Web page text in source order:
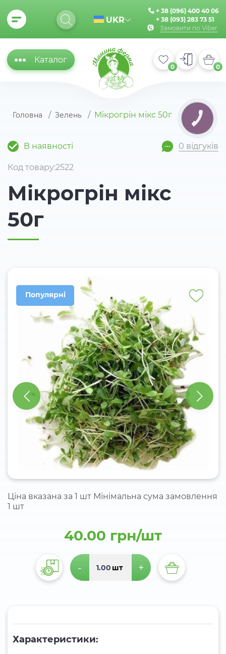
UKR
+ 38 (096) 400 40 06
+ 38 (093) 283 73 51
Замовити по Viber
Каталог
0 0
Головна Зелень Мікрогрін мікс 50г
Код товару:2522
Мікрогрін мікс
50г
В наявності 0 відгуків
Популярні
Ціна вказана за 1 шт Мінімальна сума замовлення
1 шт
40.00 грн/шт
- шт +
Характеристики:
КНОПКА
ЗВ'ЯЗКУ